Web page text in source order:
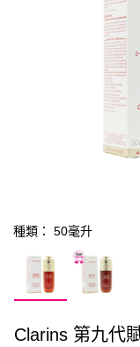
種類： 50毫升
Clarins 第九代